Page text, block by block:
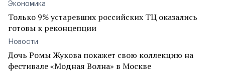
Экономика
Только 9% устаревших российских ТЦ оказались
готовы к реконцепции
Новости
Дочь Ромы Жукова покажет свою коллекцию на
фестивале «Модная Волна» в Москве